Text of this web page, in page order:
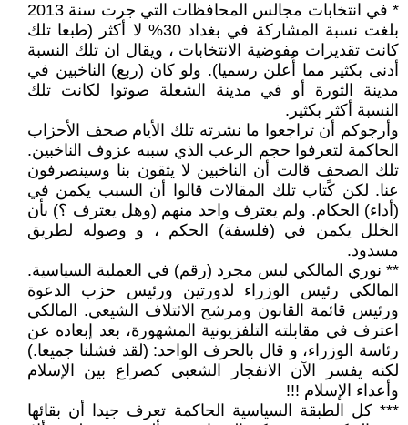
* في انتخابات مجالس المحافظات التي جرت سنة 2013
بلغت نسبة المشاركة في بغداد 30% لا أكثر (طبعا تلك
كانت تقديرات مفوضية الانتخابات ، ويقال ان تلك النسبة
أدنى بكثير مما أُعلن رسميا). ولو كان (ربع) الناخبين في
مدينة الثورة أو في مدينة الشعلة صوتوا لكانت تلك
النسبة أكثر بكثير.
وأرجوكم أن تراجعوا ما نشرته تلك الأيام صحف الأحزاب
الحاكمة لتعرفوا حجم الرعب الذي سببه عزوف الناخبين.
تلك الصحف قالت أن الناخبين لا يثقون بنا وسينصرفون
عنا. لكن كًتاب تلك المقالات قالوا أن السبب يكمن في
(أداء) الحكام. ولم يعترف واحد منهم (وهل يعترف ؟) بأن
الخلل يكمن في (فلسفة) الحكم ، و وصوله لطريق
مسدود.
** نوري المالكي ليس مجرد (رقم) في العملية السياسية.
المالكي رئيس الوزراء لدورتين ورئيس حزب الدعوة
ورئيس قائمة القانون ومرشح الائتلاف الشيعي. المالكي
اعترف في مقابلته التلفزيونية المشهورة، بعد إبعاده عن
رئاسة الوزراء، و قال بالحرف الواحد: (لقد فشلنا جميعا.)
لكنه يفسر الآن الانفجار الشعبي كصراع بين الإسلام
وأعداء الإسلام !!!
*** كل الطبقة السياسية الحاكمة تعرف جيدا أن بقائها